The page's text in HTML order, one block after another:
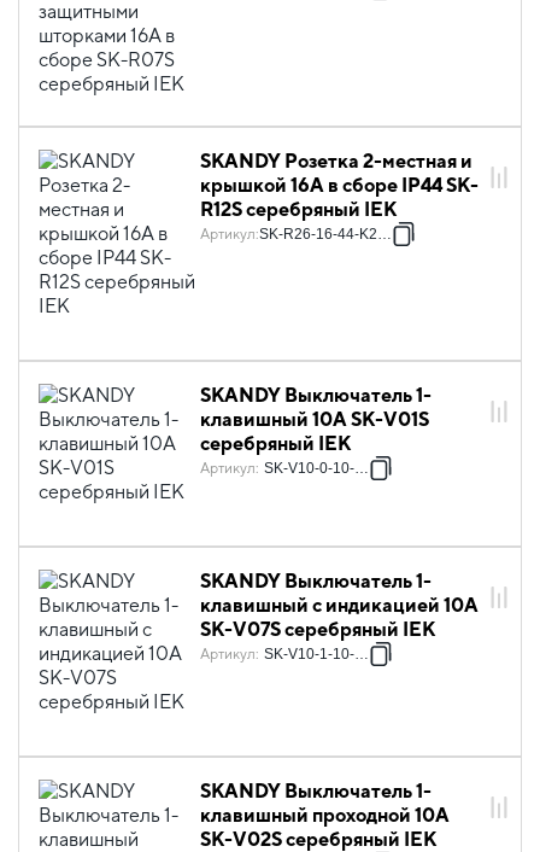
SKANDY Розетка 2-местная и
крышкой 16А в сборе IP44 SK-
R12S серебряный IEK
Артикул:SK-R26-16-44-K23-F
SKANDY Выключатель 1-
клавишный 10А SK-V01S
серебряный IEK
Артикул: SK-V10-0-10-K23
SKANDY Выключатель 1-
клавишный с индикацией 10А
SK-V07S серебряный IEK
Артикул: SK-V10-1-10-K23
SKANDY Выключатель 1-
клавишный проходной 10А
SK-V02S серебряный IEK